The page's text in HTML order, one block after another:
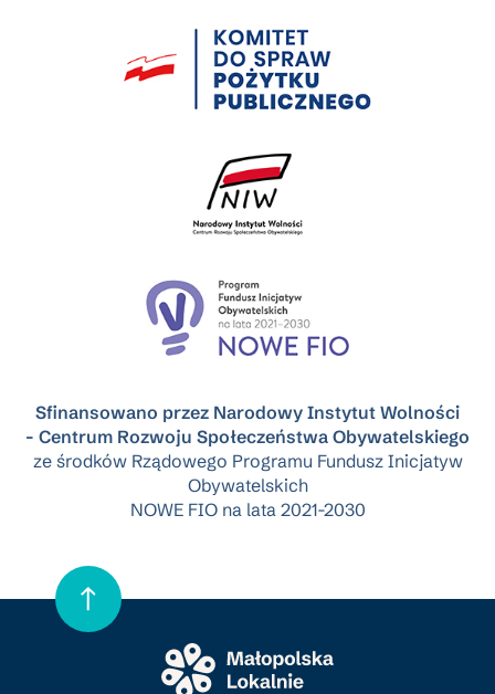
Sfinansowano przez Narodowy Instytut Wolności
- Centrum Rozwoju Społeczeństwa Obywatelskiego
ze środków Rządowego Programu Fundusz Inicjatyw
Obywatelskich
NOWE FIO na lata 2021-2030